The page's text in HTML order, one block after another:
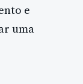
e
uma